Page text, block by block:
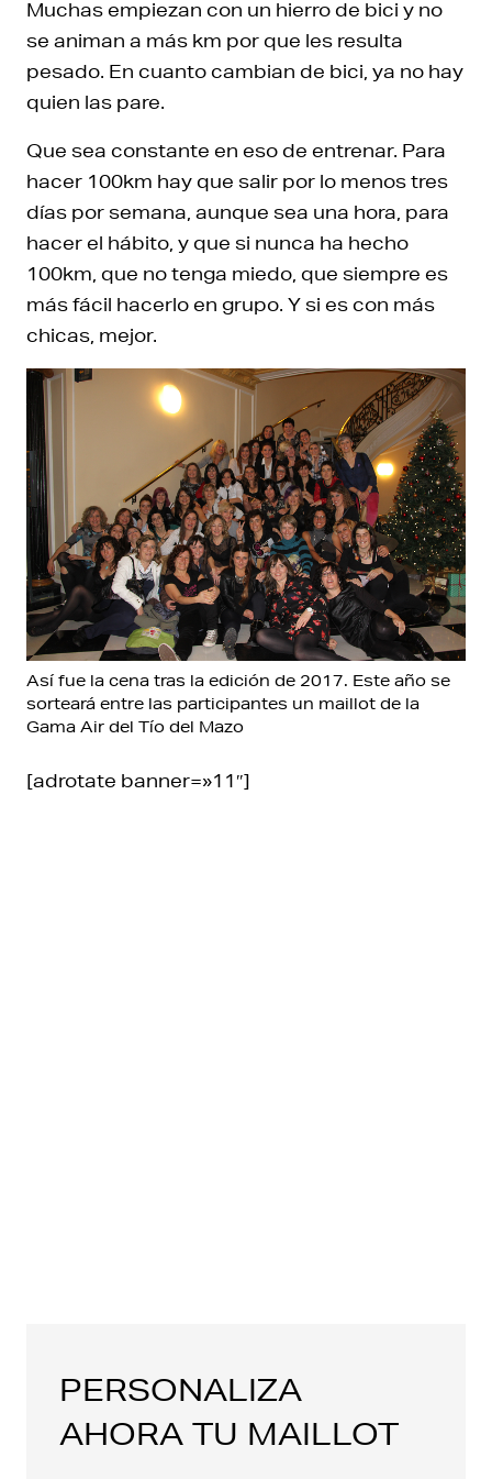
Muchas empiezan con un hierro de bici y no
se animan a más km por que les resulta
pesado. En cuanto cambian de bici, ya no hay
quien las pare.
Que sea constante en eso de entrenar. Para
hacer 100km hay que salir por lo menos tres
días por semana, aunque sea una hora, para
hacer el hábito, y que si nunca ha hecho
100km, que no tenga miedo, que siempre es
más fácil hacerlo en grupo. Y si es con más
chicas, mejor.
Así fue la cena tras la edición de 2017. Este año se
sorteará entre las participantes un maillot de la
Gama Air del Tío del Mazo
[adrotate banner=»11″]
PERSONALIZA
AHORA TU MAILLOT